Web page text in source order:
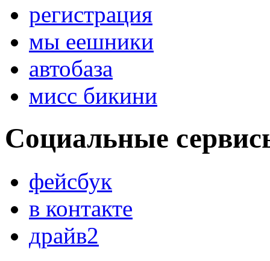
регистрация
мы еешники
автобаза
мисс бикини
Социальные
фейсбук
в контакте
драйв2